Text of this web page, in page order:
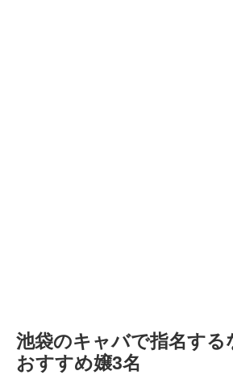
池袋のキャバで指名する
おすすめ嬢3名